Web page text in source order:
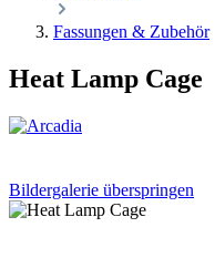
Fassungen & Zubehör
Heat Lamp Cage
Bildergalerie überspringen